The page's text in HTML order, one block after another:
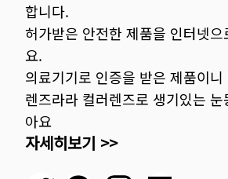
합니다.
허가받은 안전한 제품을 인터넷
요.
의료기기로 인증을 받은 제품이
렌즈라라 컬러렌즈로 생기있는
아요
자세히보기 >>